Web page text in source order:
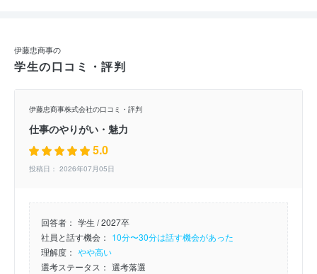
伊藤忠商事の
学生の口コミ・評判
伊藤忠商事株式会社の口コミ・評判
仕事のやりがい・魅力
5.0
投稿日： 2026年07月05日
回答者： 学生 / 2027卒
社員と話す機会： 10分〜30分は話す機会があった
理解度： やや高い
選考ステータス： 選考落選